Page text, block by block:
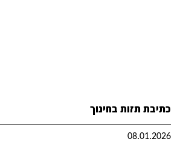
כתיבת תזות בחינוך
08.01.2026